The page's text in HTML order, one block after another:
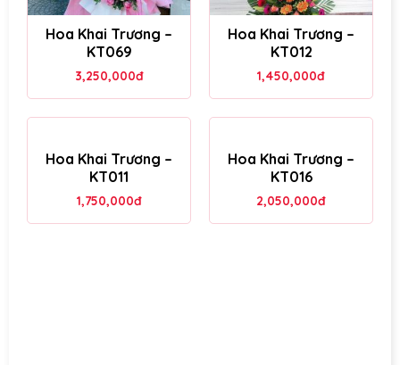
Hoa Khai Trương –
KT069
3,250,000đ
Hoa Khai Trương –
KT012
1,450,000đ
Hoa Khai Trương –
KT011
1,750,000đ
Hoa Khai Trương –
KT016
2,050,000đ